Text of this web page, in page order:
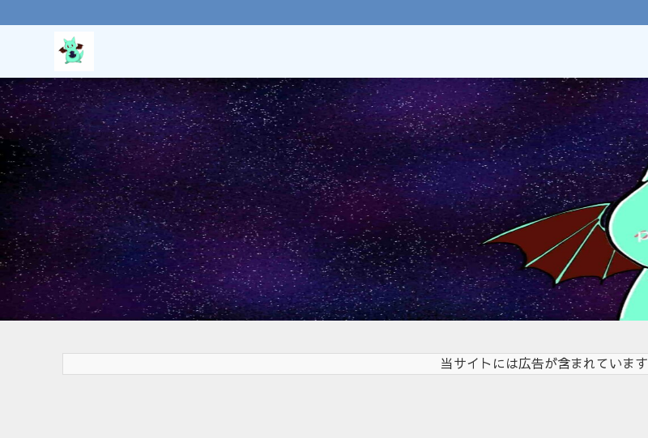
当サイトには広告が含まれています